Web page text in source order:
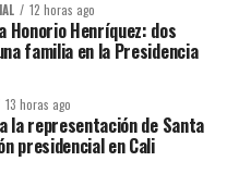
12 horas ago
Honorio Henríquez: dos
familia en la Presidencia
13 horas ago
la representación de Santa
presidencial en Cali